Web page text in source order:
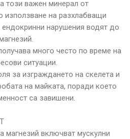
този важен минерал от
използване на разхлабващи
нарушения водят до
много често по време на
ситуации.
за изграждането на скелета и
на майката, поради което
са завишени.
магнезий включват мускулни